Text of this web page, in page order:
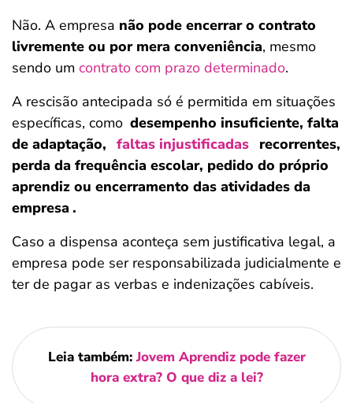
Não. A empresa não pode encerrar o contrato
livremente ou por mera conveniência, mesmo
sendo um contrato com prazo determinado.
A rescisão antecipada só é permitida em situações
específicas, como desempenho insuficiente, falta
de adaptação, faltas injustificadas recorrentes,
perda da frequência escolar, pedido do próprio
aprendiz ou encerramento das atividades da
empresa .
Caso a dispensa aconteça sem justificativa legal, a
empresa pode ser responsabilizada judicialmente e
ter de pagar as verbas e indenizações cabíveis.
Leia também:Jovem Aprendiz pode fazer
hora extra? O que diz a lei?